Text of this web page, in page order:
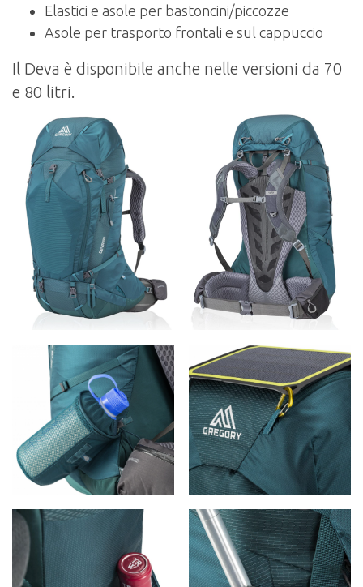
Elastici e asole per bastoncini/piccozze
Asole per trasporto frontali e sul cappuccio
Il Deva è disponibile anche nelle versioni da 70
e 80 litri.